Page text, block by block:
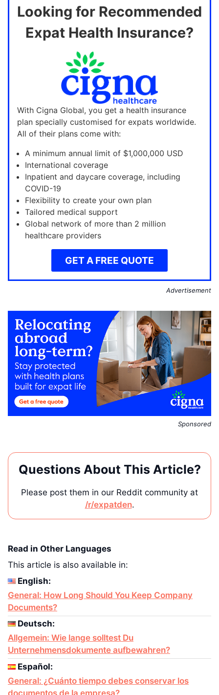
Looking for Recommended
Expat Health Insurance?
With Cigna Global, you get a health insurance
plan specially customised for expats worldwide.
All of their plans come with:
A minimum annual limit of $1,000,000 USD
International coverage
Inpatient and daycare coverage, including
COVID-19
Flexibility to create your own plan
Tailored medical support
Global network of more than 2 million
healthcare providers
GET A FREE QUOTE
Advertisement
Sponsored
Questions About This Article?
Please post them in our Reddit community at
/r/expatden.
Read in Other Languages
This article is also available in:
English:
General: How Long Should You Keep Company
Documents?
Deutsch:
Allgemein: Wie lange solltest Du
Unternehmensdokumente aufbewahren?
Español:
General: ¿Cuánto tiempo debes conservar los
documentos de la empresa?